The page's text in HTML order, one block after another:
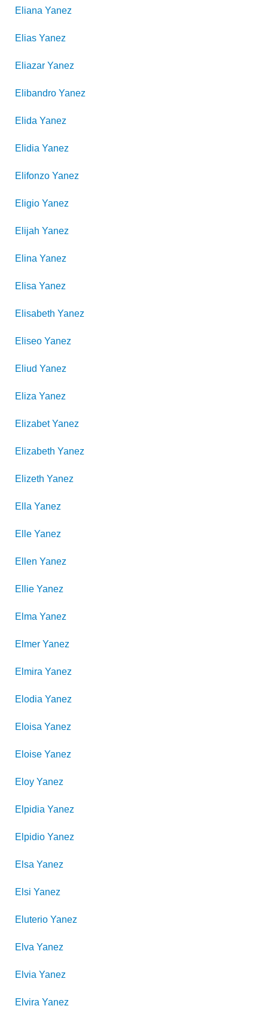
Eliana Yanez
Elias Yanez
Eliazar Yanez
Elibandro Yanez
Elida Yanez
Elidia Yanez
Elifonzo Yanez
Eligio Yanez
Elijah Yanez
Elina Yanez
Elisa Yanez
Elisabeth Yanez
Eliseo Yanez
Eliud Yanez
Eliza Yanez
Elizabet Yanez
Elizabeth Yanez
Elizeth Yanez
Ella Yanez
Elle Yanez
Ellen Yanez
Ellie Yanez
Elma Yanez
Elmer Yanez
Elmira Yanez
Elodia Yanez
Eloisa Yanez
Eloise Yanez
Eloy Yanez
Elpidia Yanez
Elpidio Yanez
Elsa Yanez
Elsi Yanez
Eluterio Yanez
Elva Yanez
Elvia Yanez
Elvira Yanez